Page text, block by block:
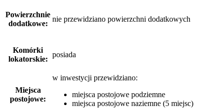
Powierzchnie
dodatkowe:
nie przewidziano powierzchni dodatkowych
Komórki
lokatorskie:
posiada
Miejsca
postojowe:
w inwestycji przewidziano:
miejsca postojowe podziemne
miejsca postojowe naziemne (5 miejsc)